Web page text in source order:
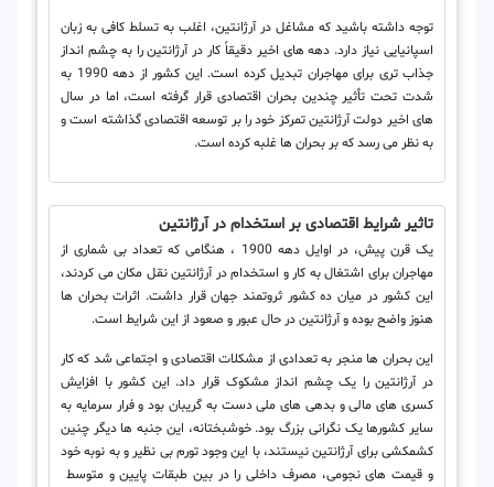
توجه داشته باشید که مشاغل در آرژانتین، اغلب به تسلط کافی به زبان
اسپانیایی نیاز دارد. دهه های اخیر دقیقاً کار در آرژانتین را به چشم انداز
جذاب تری برای مهاجران تبدیل کرده است. این کشور از دهه 1990 به
شدت تحت تأثیر چندین بحران اقتصادی قرار گرفته است، اما در سال
های اخیر دولت آرژانتین تمرکز خود را بر توسعه اقتصادی گذاشته است و
به نظر می رسد که بر بحران ها غلبه کرده است.
تاثیر شرایط اقتصادی بر استخدام در آرژانتین
یک قرن پیش، در اوایل دهه 1900 ، هنگامی که تعداد بی شماری از
مهاجران برای اشتغال به کار و استخدام در آرژانتین نقل مکان می کردند،
این کشور در میان ده کشور ثروتمند جهان قرار داشت. اثرات بحران ها
هنوز واضح بوده و آرژانتین در حال عبور و صعود از این شرایط است.
این بحران ها منجر به تعدادی از مشکلات اقتصادی و اجتماعی شد که کار
در آرژانتین را یک چشم انداز مشکوک قرار داد. این کشور با افزایش
کسری های مالی و بدهی های ملی دست به گریبان بود و فرار سرمایه به
سایر کشورها یک نگرانی بزرگ بود. خوشبختانه، این جنبه ها دیگر چنین
کشمکشی برای آرژانتین نیستند، با این وجود تورم بی نظیر و به نوبه خود
و قیمت های نجومی، مصرف داخلی را در بین طبقات پایین و متوسط ​​